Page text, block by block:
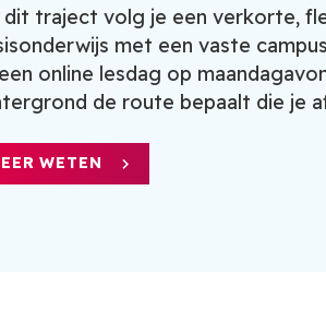
dit traject volg je een verkorte,
met een vaste
online lesdag op
de route bepaalt die je
WETEN